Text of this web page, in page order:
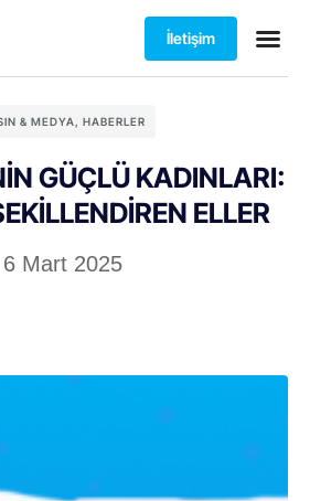
İletişim
& MEDYA, HABERLER
GÜÇLÜ KADINLARI:
ELLER
6 Mart 2025